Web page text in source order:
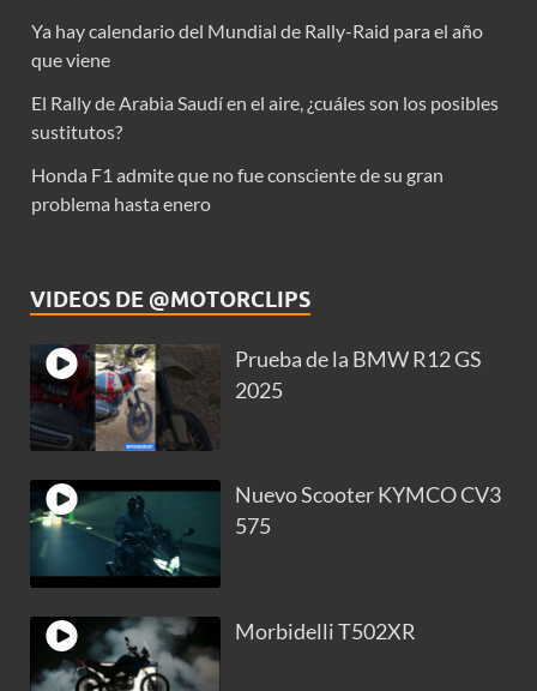
Ya hay calendario del Mundial de Rally-Raid para el año
que viene
El Rally de Arabia Saudí en el aire, ¿cuáles son los posibles
sustitutos?
Honda F1 admite que no fue consciente de su gran
problema hasta enero
VIDEOS DE @MOTORCLIPS
Prueba de la BMW R12 GS
2025
Nuevo Scooter KYMCO CV3
575
Morbidelli T502XR